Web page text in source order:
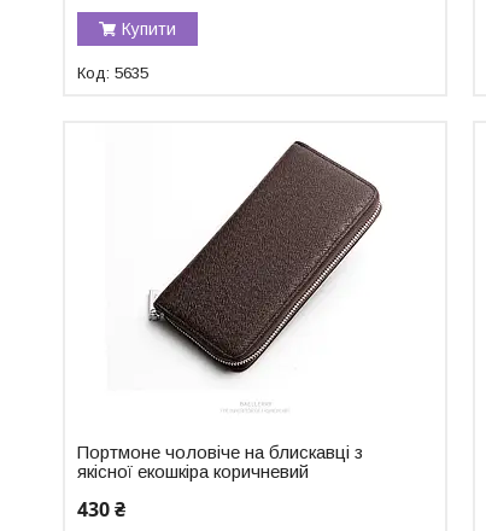
Купити
5635
Портмоне чоловіче на блискавці з
якісної екошкіра коричневий
430 ₴